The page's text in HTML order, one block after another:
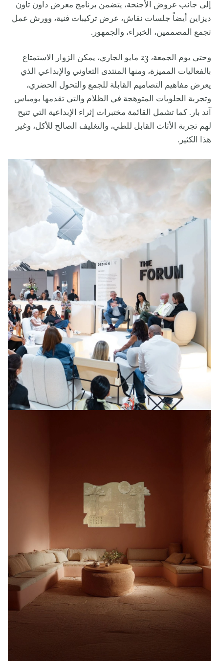
إلى جانب عروض الأجنحة، يتضمن برنامج معرض داون تاون
ديزاين أيضاً جلسات نقاش، عرض تركيبات فنية، وورش عمل
تجمع المصممين، الخبراء، والجمهور.
وحتى يوم الجمعة، 23 مايو الجاري، يمكن الزوار الاستمتاع
بالفعاليات المميزة، ومنها المنتدى التعاوني والإبداعي الذي
يعرض مفاهيم التصاميم القابلة للجمع والتحول الحضري،
وتجربة الحلويات المتوهجة في الظلام والتي تقدمها بومباس
آند بار. كما تشمل القائمة مختبرات إثراء الإبداعية التي تتيح
لهم تجربة الأثاث القابل للطي، والتغليف الصالح للأكل، وغير
هذا الكثير.